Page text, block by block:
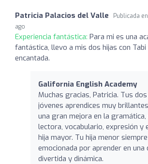
Patricia Palacios del Valle Publicada en
ago
Experiencia fantástica: Para mi es una
fantástica, llevo a mis dos hijas con
encantada.
Galifornia English Academy
Muchas gracias, Patricia. Tus
jóvenes aprendices muy
una gran mejora en la
lectora, vocabulario, expresión y
hija mayor. Tu hija menor
emocionada por aprender en una
divertida y dinámica.